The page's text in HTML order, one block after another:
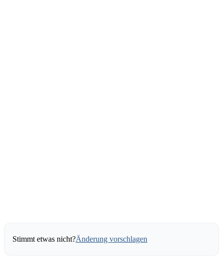
Stimmt etwas nicht?Änderung vorschlagen